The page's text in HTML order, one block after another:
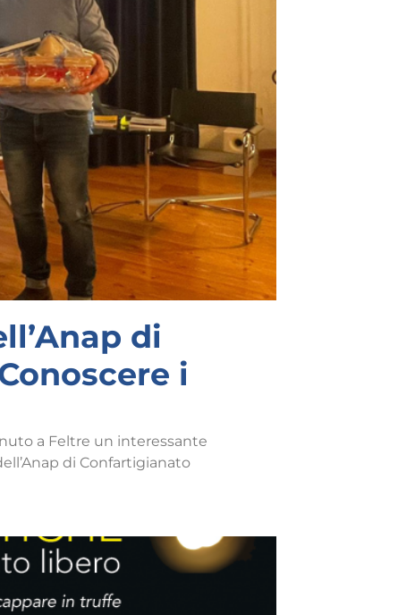
di
i
a Feltre un interessante
di Confartigianato